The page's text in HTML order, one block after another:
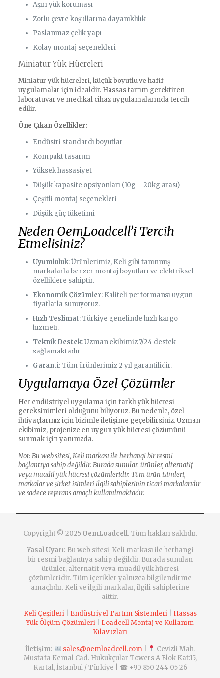
Aşırı yük koruması
Zorlu çevre koşullarına dayanıklılık
Paslanmaz çelik yapı
Kolay montaj seçenekleri
Miniatur Yük Hücreleri
Miniatur yük hücreleri, küçük boyutlu ve hafif
uygulamalar için idealdir. Hassas tartım gerektiren
laboratuvar ve medikal cihaz uygulamalarında tercih
edilir.
Öne Çıkan Özellikler:
Endüstri standardı boyutlar
Kompakt tasarım
Yüksek hassasiyet
Düşük kapasite opsiyonları (10g – 20kg arası)
Çeşitli montaj seçenekleri
Düşük güç tüketimi
Neden OemLoadcell’i Tercih
Etmelisiniz?
Uyumluluk: Ürünlerimiz, Keli gibi tanınmış
markalarla benzer montaj boyutları ve elektriksel
özelliklere sahiptir.
Ekonomik Çözümler: Kaliteli performansı uygun
fiyatlarla sunuyoruz.
Hızlı Teslimat: Türkiye genelinde hızlı kargo
hizmeti.
Teknik Destek: Uzman ekibimiz 7/24 destek
sağlamaktadır.
Garanti: Tüm ürünlerimiz 2 yıl garantilidir.
Uygulamaya Özel Çözümler
Her endüstriyel uygulama için farklı yük hücresi
gereksinimleri olduğunu biliyoruz. Bu nedenle, özel
ihtiyaçlarınız için bizimle iletişime geçebilirsiniz. Uzman
ekibimiz, projenize en uygun yük hücresi çözümünü
sunmak için yanınızda.
Not: Bu web sitesi, Keli markası ile herhangi bir resmi
bağlantıya sahip değildir. Burada sunulan ürünler, alternatif
veya muadil yük hücresi çözümleridir. Tüm ürün isimleri,
markalar ve şirket isimleri ilgili sahiplerinin ticari markalarıdır
ve sadece referans amaçlı kullanılmaktadır.
Copyright © 2025 OemLoadcell. Tüm hakları saklıdır.
Yasal Uyarı: Bu web sitesi, Keli markası ile herhangi
bir resmi bağlantıya sahip değildir. Burada sunulan
ürünler, alternatif veya muadil yük hücresi
çözümleridir. Tüm içerikler yalnızca bilgilendirme
amaçlıdır. Keli ve ilgili markalar, ilgili sahiplerine
aittir.
Keli Çeşitleri| Endüstriyel Tartım Sistemleri| Hassas
Yük Ölçüm Çözümleri
Loadcell Montaj ve Kullanım
Kılavuzları
İletişim:
sales@oemloadcell.com|
Cevizli Mah.
Mustafa Kemal Cad. Hukukçular Towers A Blok Kat:15,
Kartal, İstanbul / Türkiye | ☎ +90 850 244 05 26